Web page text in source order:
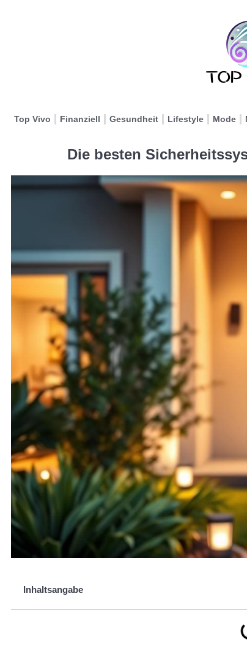
Top Vivo Finanziell Gesundheit Lifestyle Mode
Die besten
Inhaltsangabe